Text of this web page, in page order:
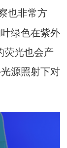
也非常方
绿色在紫外
荧光也会产
源照射下对